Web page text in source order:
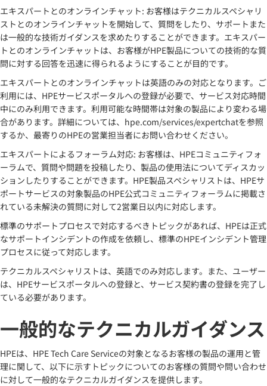
エキスパートとのオンラインチャット: お客様はテクニカルスペシャリ
ストとのオンラインチャットを開始して、質問をしたり、サポートまた
は一般的な技術ガイダンスを求めたりすることができます。エキスパー
トとのオンラインチャットは、お客様がHPE製品についての技術的な質
問に対する回答を迅速に得られるようにすることが目的です。
エキスパートとのオンラインチャットは英語のみの対応となります。ご
利用には、HPEサービスポータルへの登録が必要で、サービス対応時間
中にのみ利用できます。利用可能な時間帯は対象の製品により変わる場
合があります。詳細については、hpe.com/services/expertchatを参照
するか、最寄りのHPEの営業担当者にお問い合わせください。
エキスパートによるフォーラム対応: お客様は、HPEコミュニティフォ
ーラムで、質問や問題を投稿したり、製品の使用法についてディスカッ
ションしたりすることができます。HPE製品スペシャリストは、HPEサ
ポートサービスの対象製品のHPE公式コミュニティフォーラムに掲載さ
れている未解決の質問に対して2営業日以内に対応します。
標準のサポートプロセスで対応するべきトピックがあれば、HPEは正式
なサポートインシデントの作成を依頼し、標準のHPEインシデント管理
プロセスに従って対応します。
テクニカルスペシャリストは、英語でのみ対応します。また、ユーザー
は、HPEサービスポータルへの登録と、サービス契約書の登録を完了し
ている必要があります。
一般的なテクニカルガイダンス
HPEは、HPE Tech Care Serviceの対象となるお客様の製品の運用と管
理に関して、以下に示すトピックについてのお客様の質問や問い合わせ
に対して一般的なテクニカルガイダンスを提供します。